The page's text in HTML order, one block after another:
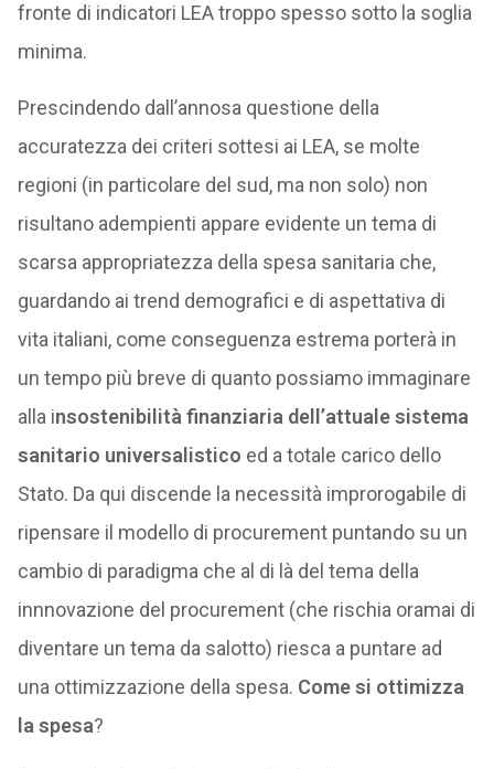
fronte di indicatori LEA troppo spesso sotto la soglia
minima.
Prescindendo dall’annosa questione della
accuratezza dei criteri sottesi ai LEA, se molte
regioni (in particolare del sud, ma non solo) non
risultano adempienti appare evidente un tema di
scarsa appropriatezza della spesa sanitaria che,
guardando ai trend demografici e di aspettativa di
vita italiani, come conseguenza estrema porterà in
un tempo più breve di quanto possiamo immaginare
alla insostenibilità finanziaria dell’attuale sistema
sanitario universalistico ed a totale carico dello
Stato. Da qui discende la necessità improrogabile di
ripensare il modello di procurement puntando su un
cambio di paradigma che al di là del tema della
innnovazione del procurement (che rischia oramai di
diventare un tema da salotto) riesca a puntare ad
una ottimizzazione della spesa. Come si ottimizza
la spesa?